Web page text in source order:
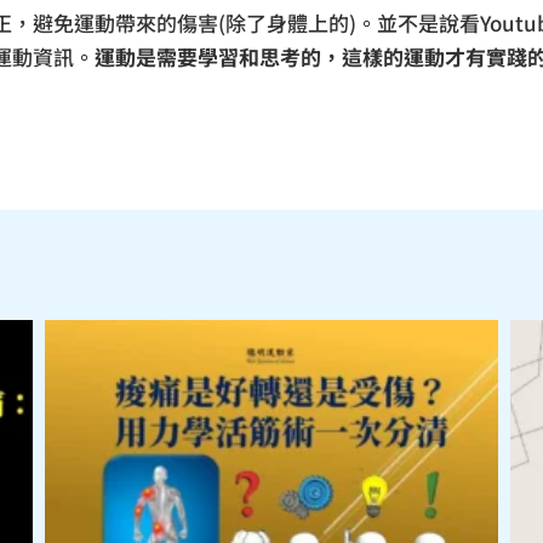
避免運動帶來的傷害(除了身體上的)。並不是說看
動資訊。 運動是需要學習和思考的，這樣的運動才有實踐